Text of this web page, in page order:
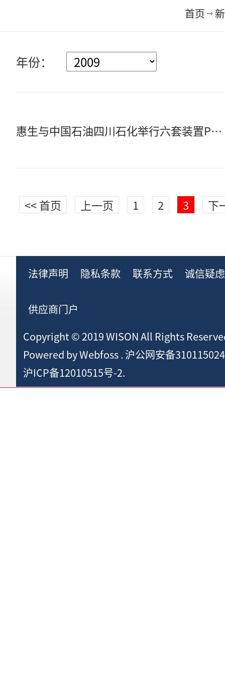
首页
年份：
惠生与中国石油四川石化举行六套装置PC总承包合同签字仪式
<< 首页 上一页 1 2 3 下
法律声明 隐私条款 联系方式 诚信疑
供应商门户
Copyright © 2019 WISON All Rights
Powered byWebfoss. 沪公网安备
沪ICP备12010515号-2.